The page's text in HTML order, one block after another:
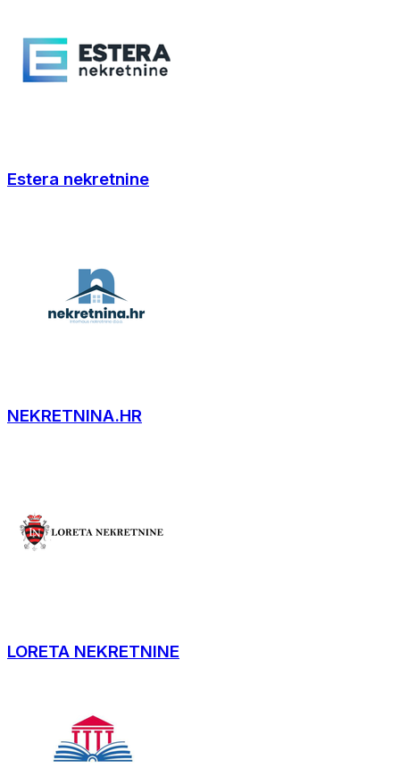
Estera nekretnine
NEKRETNINA.HR
LORETA NEKRETNINE